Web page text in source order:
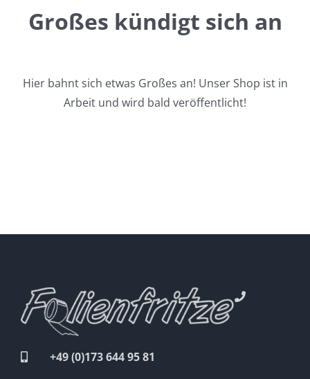
Großes kündigt sich an
Hier bahnt sich etwas Großes an! Unser Shop ist in
Arbeit und wird bald veröffentlicht!
+49 (0)173 644 95 81